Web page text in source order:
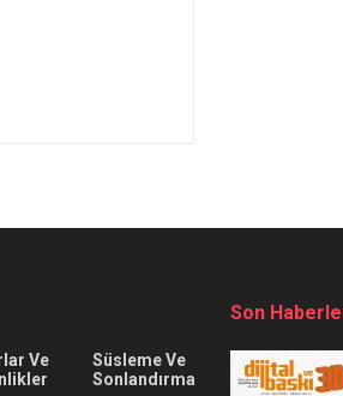
Ve
Süsleme Ve
Sonlandırma
Son